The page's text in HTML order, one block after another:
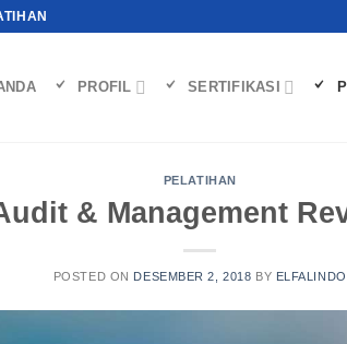
PROFIL SERTIFIKASI
PELATIHAN
& Management
POSTED ON DESEMBER 2, 2018 BY ELFALINDO